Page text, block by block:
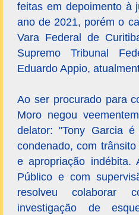
feitas em depoimento à
ano de 2021, porém o
Vara Federal de
Supremo Tribunal
Eduardo Appio,
Ao ser procurado para
Moro negou
delator: "Tony Garcia
condenado, com
e apropriação indébita.
Público e com
resolveu colaborar
investigação de